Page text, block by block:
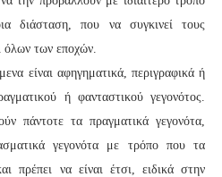
διάσταση, που να συγκινεί τους
όλων των εποχών.
είναι αφηγηματικά, περιγραφικά ή
ή φανταστικού γεγονότος.
πάντοτε τα πραγματικά γεγονότα,
γεγονότα με τρόπο που τα
πρέπει να είναι έτσι, ειδικά στην